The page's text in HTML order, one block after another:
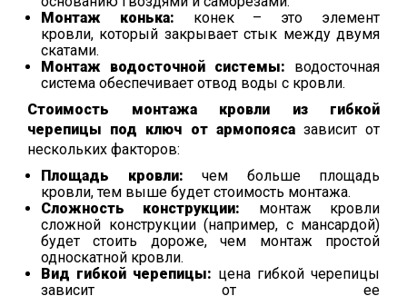
Монтаж конька: конек – это элемент
кровли, который закрывает стык между двумя
скатами.
Монтаж водосточной системы: водосточная
система обеспечивает отвод воды с кровли.
Стоимость монтажа кровли из гибкой
черепицы под ключ от армопоясазависит от
нескольких факторов:
Площадь кровли: чем больше площадь
кровли, тем выше будет стоимость монтажа.
Сложность конструкции: монтаж кровли
сложной конструкции (например, с мансардой)
будет стоить дороже, чем монтаж простой
односкатной кровли.
Вид гибкой черепицы: цена гибкой черепицы
зависит от ее